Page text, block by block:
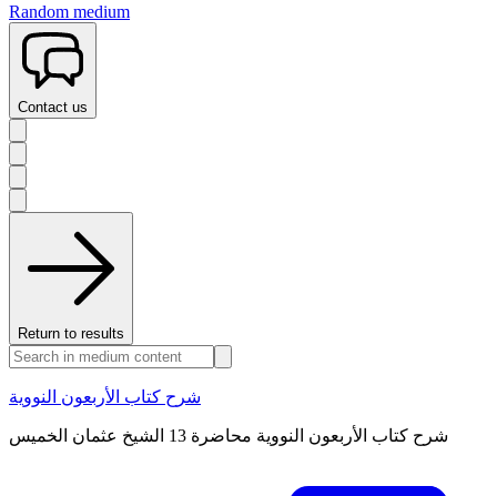
Random medium
Contact us
Return to results
شرح كتاب الأربعون النووية
شرح كتاب الأربعون النووية محاضرة 13 الشيخ عثمان الخميس